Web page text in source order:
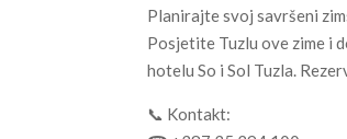
Planirajte svoj savršeni
Posjetite Tuzlu ove zime i
hotelu So i Sol Tuzla.
📞 Kontakt: